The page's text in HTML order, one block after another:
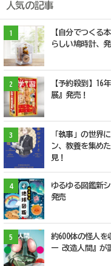
人気の記事
1
【自分でつくる
らしい鳩時計、
2
【予約殺到】16
展』発売！
3
「執事」の世界
ン、教養を集め
見！
4
ゆるゆる図鑑新
発売
5
約600体の怪人
ー 改造人間』が